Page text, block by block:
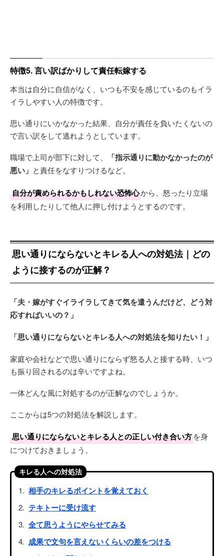
特徴5. 言い訳ばかりして責任転嫁する
本当は自分に自信がなく、いつも不安を感じているのもイラ
イラしやすい人の特徴です。
思い通りにいかなかった結果、自分が責任を負いたくないの
で言い訳をして逃れようとしています。
職場で上司が部下に対して、
「指示通りに動かなかったのが
悪い」 と責任をなすりつけるなど。
自分が責められるかもしれない恐怖心から、怒ったり立場
を利用したりして他人に押し付けようとするのです。
思い通りにならないとキレる人への対処法｜どの
ように接するのが正解？
「夫・嫁がすぐイライラしてきて気を遣うんだけど、どう対
応すればいいの？」
「思い通りにならないとキレる人への対処法を知りたい！」
家庭や会社などで思い通りにならず怒る人と接する時、いつ
も振り回されるのは辛いですよね。
一体どんな風に対処するのが正解なのでしょうか。
ここからは5つの対処法を解説します。
思い通りにならないとキレる人との正しい付き合い方を身
につけておきましょう。
キレる人への対処法
相手のキレるポイントを覚えておく
テキトーに受け流す
全て思うようにやらせてみる
成果で文句を言えないくらいの差をつける